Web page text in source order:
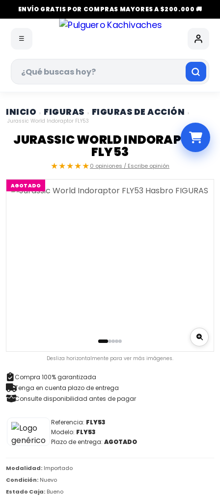
ENVÍO GRATIS POR COMPRAS MAYORES A $200.000 🚚
☰
INICIO › FIGURAS › FIGURAS DE ACCIÓN ›
Jurassic World Indoraptor FLY53
JURASSIC WORLD INDORAPTOR
FLY53
★★★★★0 opiniones / Escribe opinión
AGOTADO
Desliza horizontalmente para ver más imágenes.
Compra 100% garantizada
Tenga en cuenta plazo de entrega
Consulte disponibilidad antes de pagar
Referencia: FLY53
Modelo: FLY53
Plazo de entrega: AGOTADO
Modalidad: Importado
Condición: Nuevo
Estado Caja: Bueno